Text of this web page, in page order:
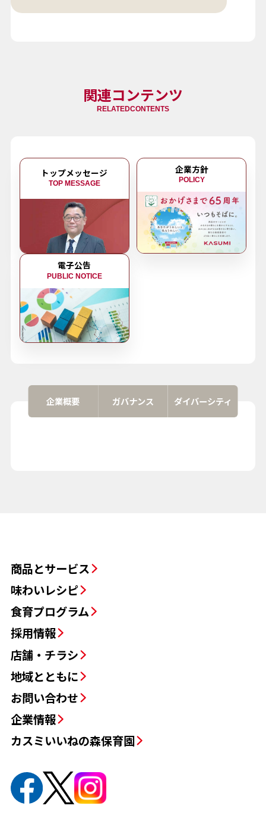
関連コンテンツ
RELATEDCONTENTS
トップメッセージ
TOP MESSAGE
企業方針
POLICY
電子公告
PUBLIC NOTICE
企業概要 ガバナンス ダイバーシティ
商品とサービス
味わいレシピ
食育プログラム
採用情報
店舗・チラシ
地域とともに
お問い合わせ
企業情報
カスミいいねの森保育園